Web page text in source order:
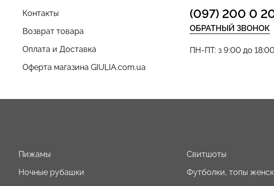
Контакты
Возврат товара
Оплата и Доставка
Оферта магазина GIULIA.com.ua
(097) 200 0
ОБРАТНЫЙ ЗВОНОК
ПН-ПТ: з 9:00 до
Пижамы
Ночные рубашки
Свитшоты
Футболки, топы